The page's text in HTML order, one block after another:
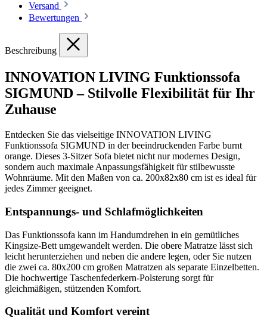
Versand
Bewertungen
Beschreibung
INNOVATION LIVING Funktionssofa
SIGMUND – Stilvolle Flexibilität für Ihr
Zuhause
Entdecken Sie das vielseitige INNOVATION LIVING
Funktionssofa SIGMUND in der beeindruckenden Farbe burnt
orange. Dieses 3-Sitzer Sofa bietet nicht nur modernes Design,
sondern auch maximale Anpassungsfähigkeit für stilbewusste
Wohnräume. Mit den Maßen von ca. 200x82x80 cm ist es ideal für
jedes Zimmer geeignet.
Entspannungs- und Schlafmöglichkeiten
Das Funktionssofa kann im Handumdrehen in ein gemütliches
Kingsize-Bett umgewandelt werden. Die obere Matratze lässt sich
leicht herunterziehen und neben die andere legen, oder Sie nutzen
die zwei ca. 80x200 cm großen Matratzen als separate Einzelbetten.
Die hochwertige Taschenfederkern-Polsterung sorgt für
gleichmäßigen, stützenden Komfort.
Qualität und Komfort vereint